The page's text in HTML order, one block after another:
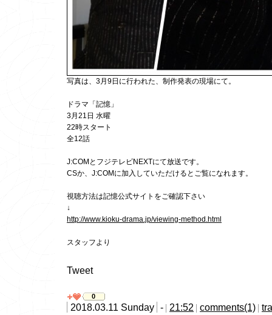
写真は、3月9日に行われた、制作発表の現場にて。
ドラマ「記憶」
3月21日 水曜
22時スタート
全12話
J:COMとフジテレビNEXTにて放送です。
CSか、J:COMに加入していただけるとご覧になれます。
視聴方法は記憶公式サイトをご確認下さい
↓
http://www.kioku-drama.jp/viewing-method.html
スタッフより
Tweet
0
2018.03.11 Sunday - 21:52 comments(1)